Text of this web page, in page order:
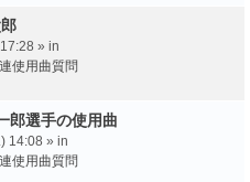
» in
使用曲質問
郎選手の使用曲
14:08 » in
使用曲質問